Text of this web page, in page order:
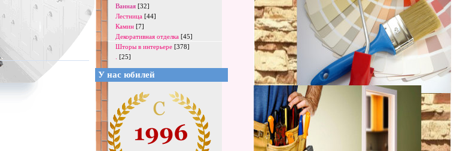
Ванная [32]
Лестница [44]
Камин [7]
Декоративная отделка [45]
Шторы в интерьере [378]
[25]
У нас юбилей